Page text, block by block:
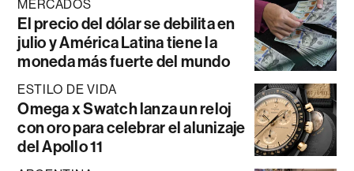
MERCADOS
El precio del dólar se debilita en
julio y América Latina tiene la
moneda más fuerte del mundo
ESTILO DE VIDA
Omega x Swatch lanza un reloj
con oro para celebrar el alunizaje
del Apollo 11